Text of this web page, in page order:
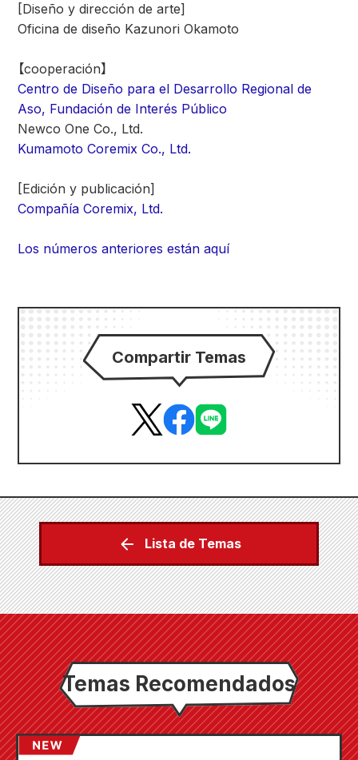
[Diseño y dirección de arte]
Oficina de diseño Kazunori Okamoto
【cooperación】
Centro de Diseño para el Desarrollo Regional de
Aso, Fundación de Interés Público
Newco One Co., Ltd.
Kumamoto Coremix Co., Ltd.
[Edición y publicación]
Compañía Coremix, Ltd.
Los números anteriores están aquí
Compartir Temas
Lista de Temas
Temas Recomendados